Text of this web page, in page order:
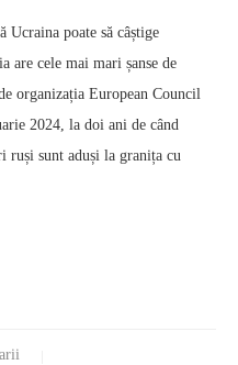
Ucraina poate să câștige
are cele mai mari șanse de
organizația European Council
2024, la doi ani de când
sunt aduși la granița cu